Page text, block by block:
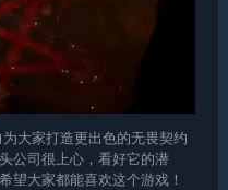
大家打造更出色的无畏契约
公司很上心，看好它的潜
望大家都能喜欢这个游戏！